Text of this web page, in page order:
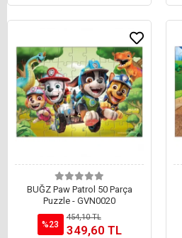
BUĞZ Paw Patrol 50 Parça
Puzzle - GVN0020
%23
454,10 TL
349,60 TL